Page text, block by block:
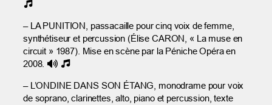
– LA PUNITION, passacaille pour cinq voix de femme,
synthétiseur et percussion (Élise CARON, « La muse en
circuit » 1987). Mise en scène par la Péniche Opéra en
2008.
– L’ONDINE DANS SON ÉTANG, monodrame pour voix
de soprano, clarinettes, alto, piano et percussion, texte